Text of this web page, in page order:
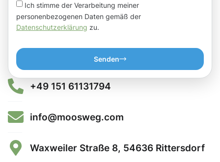
Ich stimme der Verarbeitung meiner
personenbezogenen Daten gemäß der
Datenschutzerklärung zu.
Senden
+49 151 61131794
info@moosweg.com
Waxweiler Straße 8, 54636 Rittersdorf